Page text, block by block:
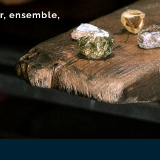
ensemble,